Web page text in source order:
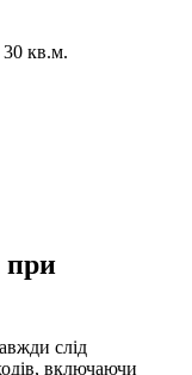
кв.м.
при
слід
включаючи